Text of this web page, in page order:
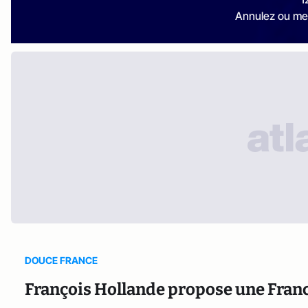
Annulez ou
DOUCE FRANCE
François Hollande propose une